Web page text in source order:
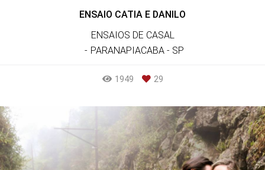
ENSAIO CATIA E DANILO
ENSAIOS DE CASAL
PARANAPIACABA - SP
1949 29